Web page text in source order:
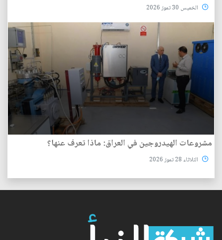
الخميس 30 تموز 2026
مشروعات الهيدروجين في العراق: ماذا تعرف عنها؟
الثلاثاء 28 تموز 2026